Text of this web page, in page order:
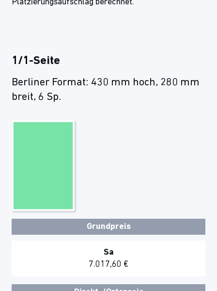
Platzierungsaufschlag berechnet.
1/1-Seite
Berliner Format: 430 mm hoch, 280 mm
breit, 6 Sp.
Grundpreis
Sa
7.017,60 €